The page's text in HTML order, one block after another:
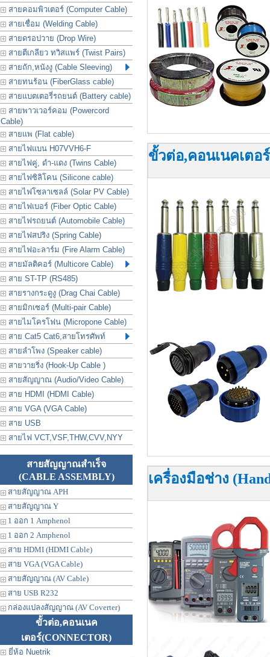
สายคอมพิวเตอร์ (Computer Cable)
สายเชื่อม (Welding Cable)
สายดรอปวาย (Drop Wire)
สายตีเกลียว ทวิสแพร์ (Twist Pairs)
สายถัก,หนังงู (Cable Sleeving)
สายทนร้อน (FiberGlass cable)
สายแบตเตอรี่รถยนต์ (Battery cable)
สายพาวเวอร์คอม (Powercord
Cable)
สายแพ (Flat cable)
สายไฟแบน H07VVH6-F
สายไฟคู่, ดำ-แดง (Twins Cable)
สายไฟซิลิโคน (Silicone cable)
สายไฟโซลาเซลล์ (Solar PV Cable)
สายไฟเบอร์ (Fiber Optic Cable)
สายไฟรถยนต์ (Automobile Cable)
สายไฟสปริง (Spring Cable)
สายไฟอะลาร์ม (Fire Alarm Cable)
สายมัลติคอร์ (Multicore Cable)
สาย ST-TP (RS485)
สายรางกระดูงู (Drag Chai Cable)
สายมิกเซอร์ (Multi-pair Cable)
สายไมโครโฟน (Micropone Cable)
สาย Cat5 Cat6,สายโทรศัพท์
สายลำโพง (Speaker cable)
สายวายริ่ง (Hook-Up Cable )
สายสัญญาณ (Audio/Video Cable)
สาย HDMI (HDMI Cable)
สาย VGA (VGA Cable)
สาย USB
สายไฟ VCT,VSF,THW,CVV,NYY
สายสัญญาณสำเร็จ
(CABLE ASSEMBLY)
สายสัญญาณ APH
สายสัญญาณ Y
1 ออก 1 Amphenol
1 ออก 2 Amphenol
สาย HDMI (HDMI Cable)
สาย VGA (VGA Cable)
สายสัญญาณ (AV Cable)
สาย USB R232
กล่องแปลงสัญญาณ (AV Coverter)
ขั้วต่อ,คอนเนค
เตอร์(CONNECTOR)
ยี่ห้อ Nuetrik
ขั้วต่อ,คอนเนคเตอ
เครื่องมือช่าง